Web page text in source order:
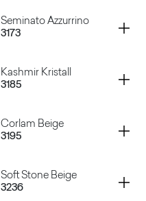
Seminato Azzurrino
3173
Container
Kashmir Kristall
3185
Container
Corlam Beige
3195
Container
Soft Stone Beige
3236
Container